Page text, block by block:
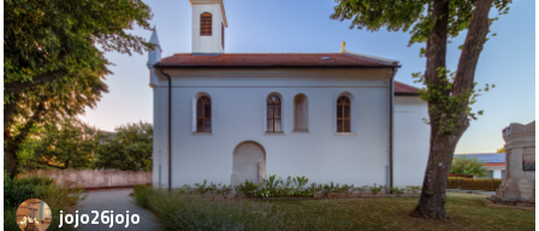
jojo26jojo